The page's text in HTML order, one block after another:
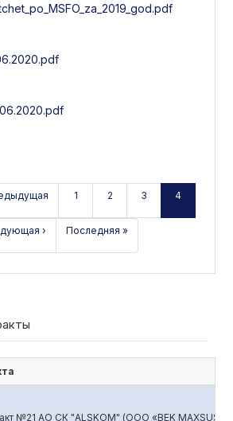
1 2 3 4
› Последняя »
№21 АО СК "ALSKOM" (ООО «BEK MAXSUS